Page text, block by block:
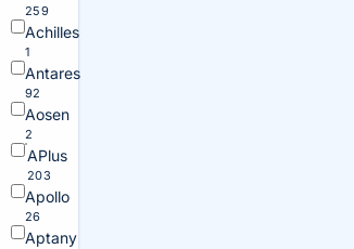
259
Achilles
1
Antares
92
Aosen
2
APlus
203
Apollo
26
Aptany